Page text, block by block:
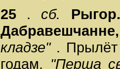
25 . сб.
кладзе" .
годам. "Перша